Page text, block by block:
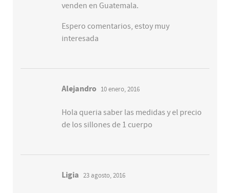
venden en Guatemala.
Espero comentarios, estoy muy
interesada
Alejandro 10 enero, 2016
Hola queria saber las medidas y el precio
de los sillones de 1 cuerpo
Ligia 23 agosto, 2016